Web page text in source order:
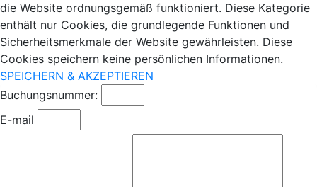
die Website ordnungsgemäß funktioniert. Diese Kategorie
enthält nur Cookies, die grundlegende Funktionen und
Sicherheitsmerkmale der Website gewährleisten. Diese
Cookies speichern keine persönlichen Informationen.
SPEICHERN & AKZEPTIEREN
Buchungsnummer:
E-mail